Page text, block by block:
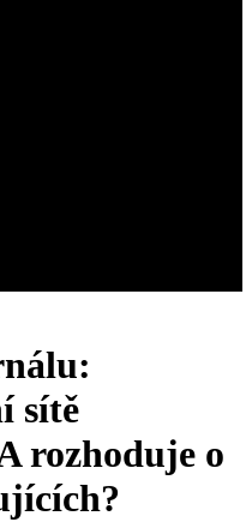
sítě
rozhoduje o